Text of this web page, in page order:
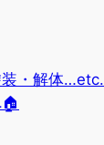
装・解体…etc.